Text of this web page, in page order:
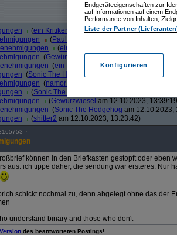
(ein Kritiker am 12.10.2023, 11:43:22)
(Paulas_Papa
(ein Kritiker
(Gewürzwiesel
am 12.10.2023, 13:36:52)
(ein Kritiker
am 12.10.2023, 13:43:04)
(Sonic The Hedgehog
am 12.10.2023, 11:56:10)
(namor1
(Sonic The Hedgehog
(Gewürzwiesel am 12.10.2023,
(Sonic The Hedgehog am 12.10.2023,
(shitter2 am 12.10.2023, 13:23:42)
können in den Briefkasten gestopft oder eben
aus. ich tippe daher, die sendung war ersteres. Nur
schickt nochmal zu, denn abgelegt ohne das der
understand binary and those who don't
des beantworteten Postings!
Endgeräteeigenschaften zur
auf Informationen auf einem
Performance von Inhalten,
Liste der Partner
Konfigurieren